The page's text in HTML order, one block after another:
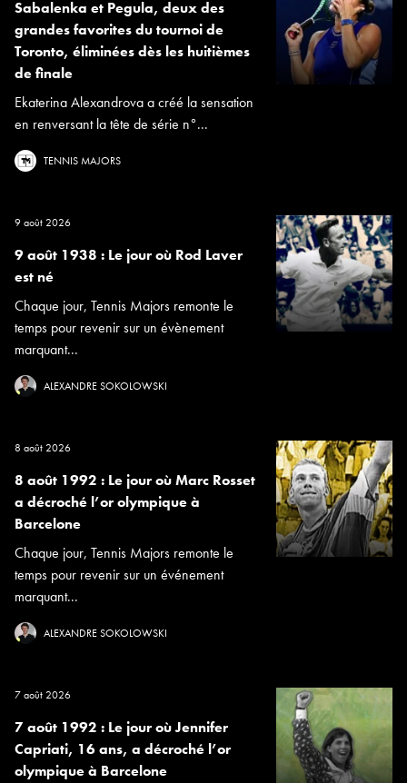
Sabalenka et Pegula, deux des
grandes favorites du tournoi de
Toronto, éliminées dès les huitièmes
de finale
Ekaterina Alexandrova a créé la sensation
en renversant la tête de série n°...
TENNIS MAJORS
9 août 2026
9 août 1938 : Le jour où Rod Laver
est né
Chaque jour, Tennis Majors remonte le
temps pour revenir sur un évènement
marquant...
ALEXANDRE SOKOLOWSKI
8 août 2026
8 août 1992 : Le jour où Marc Rosset
a décroché l’or olympique à
Barcelone
Chaque jour, Tennis Majors remonte le
temps pour revenir sur un événement
marquant...
ALEXANDRE SOKOLOWSKI
7 août 2026
7 août 1992 : Le jour où Jennifer
Capriati, 16 ans, a décroché l’or
olympique à Barcelone